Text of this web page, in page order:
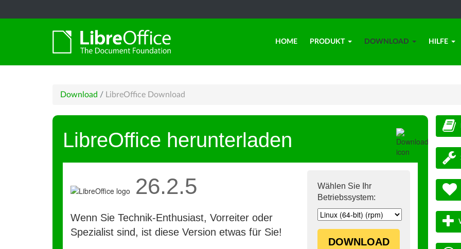
HOME PRODUKT DOWNLOAD HILFE
Download / LibreOffice Download
LibreOffice herunterladen
Wählen Sie Ihr
Betriebssystem:
DOWNLOAD
26.2.5
Wenn Sie Technik-Enthusiast, Vorreiter oder
Spezialist sind, ist diese Version etwas für Sie!